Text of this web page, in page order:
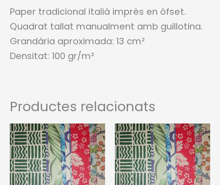
Paper tradicional italià imprès en òfset.
Quadrat tallat manualment amb guillotina.
Grandària aproximada: 13 cm²
Densitat: 100 gr/m²
Productes relacionats